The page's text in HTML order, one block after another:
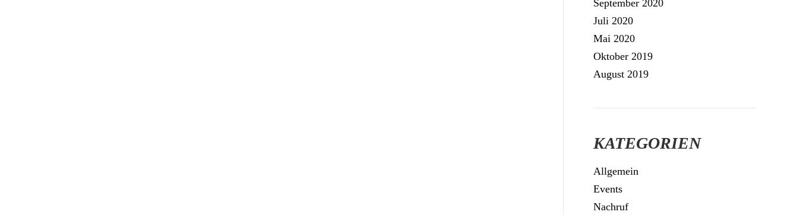
September 2020
Juli 2020
Mai 2020
Oktober 2019
August 2019
KATEGORIEN
Allgemein
Events
Nachruf